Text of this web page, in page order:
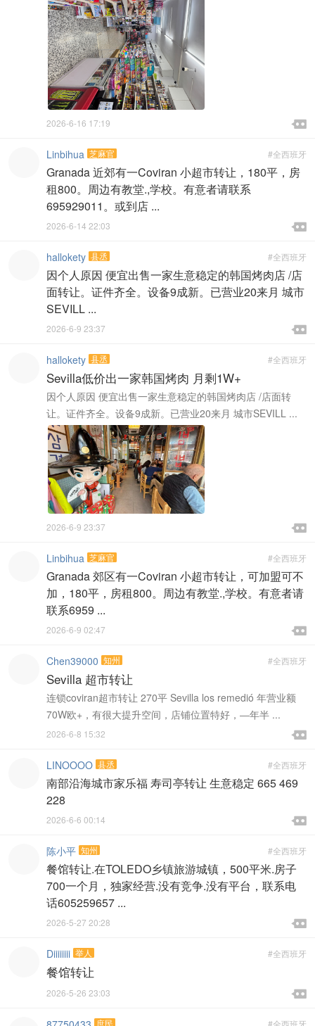

2026-6-16 17:19 
#全西班牙
Linbihua 芝麻官
Granada 近郊有一Coviran 小超市转让，180平，房
租800。周边有教堂.,学校。有意者请联系
695929011。或到店 ...

2026-6-14 22:03 
#全西班牙
hallokety 县丞
因个人原因 便宜出售一家生意稳定的韩国烤肉店 /店
面转让。证件齐全。设备9成新。已营业20来月 城市
SEVILL ...

2026-6-9 23:37 
#全西班牙
hallokety 县丞
Sevilla低价出一家韩国烤肉 月剩1W+
因个人原因 便宜出售一家生意稳定的韩国烤肉店 /店面转
让。证件齐全。设备9成新。已营业20来月 城市SEVILL ...

2026-6-9 23:37 
#全西班牙
Linbihua 芝麻官
Granada 郊区有一Coviran 小超市转让，可加盟可不
加，180平，房租800。周边有教堂.,学校。有意者请
联系6959 ...

2026-6-9 02:47 
#全西班牙
Chen39000 知州
Sevilla 超市转让
连锁coviran超市转让 270平 Sevilla los remedió 年营业额
70W欧+，有很大提升空间，店铺位置特好，―年半 ...

2026-6-8 15:32 
#全西班牙
LINOOOO 县丞
南部沿海城市家乐福 寿司亭转让 生意稳定 665 469
228

2026-6-6 00:14 
#全西班牙
陈小平 知州
餐馆转让.在TOLEDO乡镇旅游城镇，500平米.房子
700一个月，独家经营.没有竞争.没有平台，联系电
话605259657 ...

2026-5-27 20:28 
#全西班牙
Diiiiiiii 举人
餐馆转让

2026-5-26 23:03 
#全西班牙
庶民